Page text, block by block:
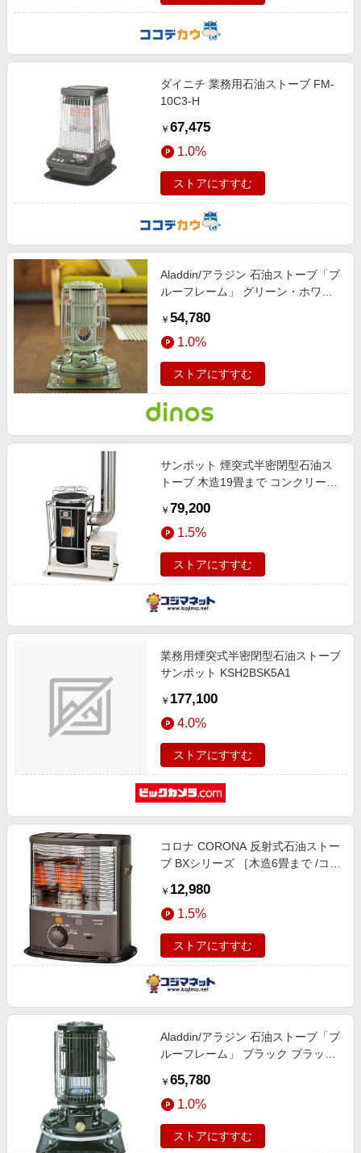
ダイニチ 業務用石油ストーブ FM-
10C3-H
￥ 67,475
1.0%
ストアにすすむ
Aladdin/アラジン 石油ストーブ「ブ
ルーフレーム」 グリーン・ホワイ
￥ 54,780
1.0%
ストアにすすむ
サンポット 煙突式半密閉型石油ス
トーブ 木造19畳まで コンクリート
￥ 79,200
1.5%
ストアにすすむ
業務用煙突式半密閉型石油ストーブ
サンポット KSH2BSK5A1
￥ 177,100
4.0%
ストアにすすむ
コロナ CORONA 反射式石油ストー
ブ BXシリーズ ［木造6畳まで /コン
ンメタリック BX-2223Y
￥ 12,980
1.5%
ストアにすすむ
Aladdin/アラジン 石油ストーブ「ブ
ルーフレーム」 ブラック ブラック
￥ 65,780
1.0%
ストアにすすむ